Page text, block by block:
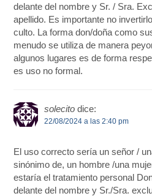
delante del nombre y Sr. / Sra.
apellido. Es importante no
culto. La forma don/doña como
menudo se utiliza de manera
algunos lugares es de forma
es uso no formal.
solecito dice:
22/08/2024 a las 2:40 pm
El uso correcto sería un señor /
sinónimo de, un hombre /una
estaría el tratamiento personal
delante del nombre y Sr./Sra.